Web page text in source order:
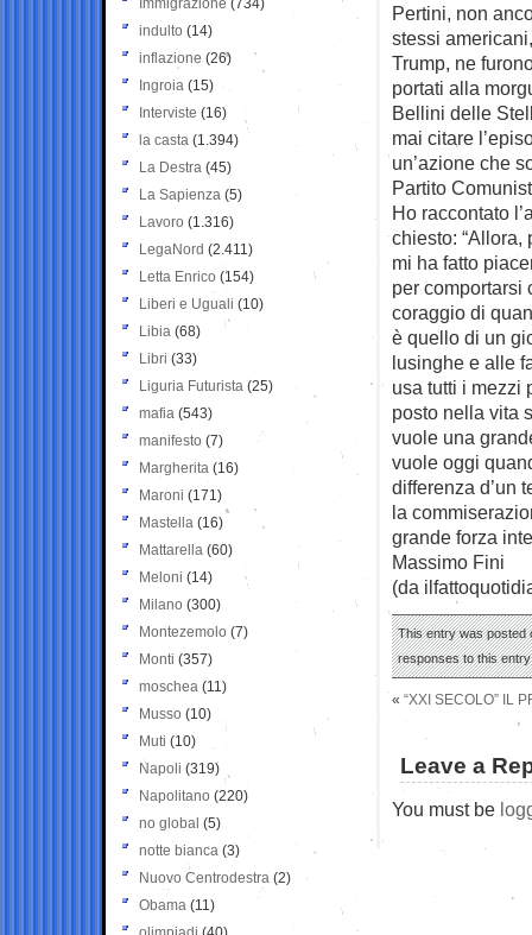
Pertini, non
stessi
Trump, ne
portati alla
Bellini delle
mai citare
un’azione che
Partito
Ho raccontato
chiesto: “Allora,
mi ha fatto
per comportarsi
coraggio di
è quello di un
lusinghe e alle
usa tutti i mezzi
posto nella vita
vuole una
vuole oggi
differenza d’un
la
grande forza
Massimo Fini
(da
This entry was posted
responses to this
« “XXI SECOLO” IL
Leave a
You must be
Immigrazione (734)
indulto (14)
inflazione (26)
Ingroia (15)
Interviste (16)
la casta (1.394)
La Destra (45)
La Sapienza (5)
Lavoro (1.316)
LegaNord (2.411)
Letta Enrico (154)
Liberi e Uguali (10)
Libia (68)
Libri (33)
Liguria Futurista (25)
mafia (543)
manifesto (7)
Margherita (16)
Maroni (171)
Mastella (16)
Mattarella (60)
Meloni (14)
Milano (300)
Montezemolo (7)
Monti (357)
moschea (11)
Musso (10)
Muti (10)
Napoli (319)
Napolitano (220)
no global (5)
notte bianca (3)
Nuovo Centrodestra (2)
Obama (11)